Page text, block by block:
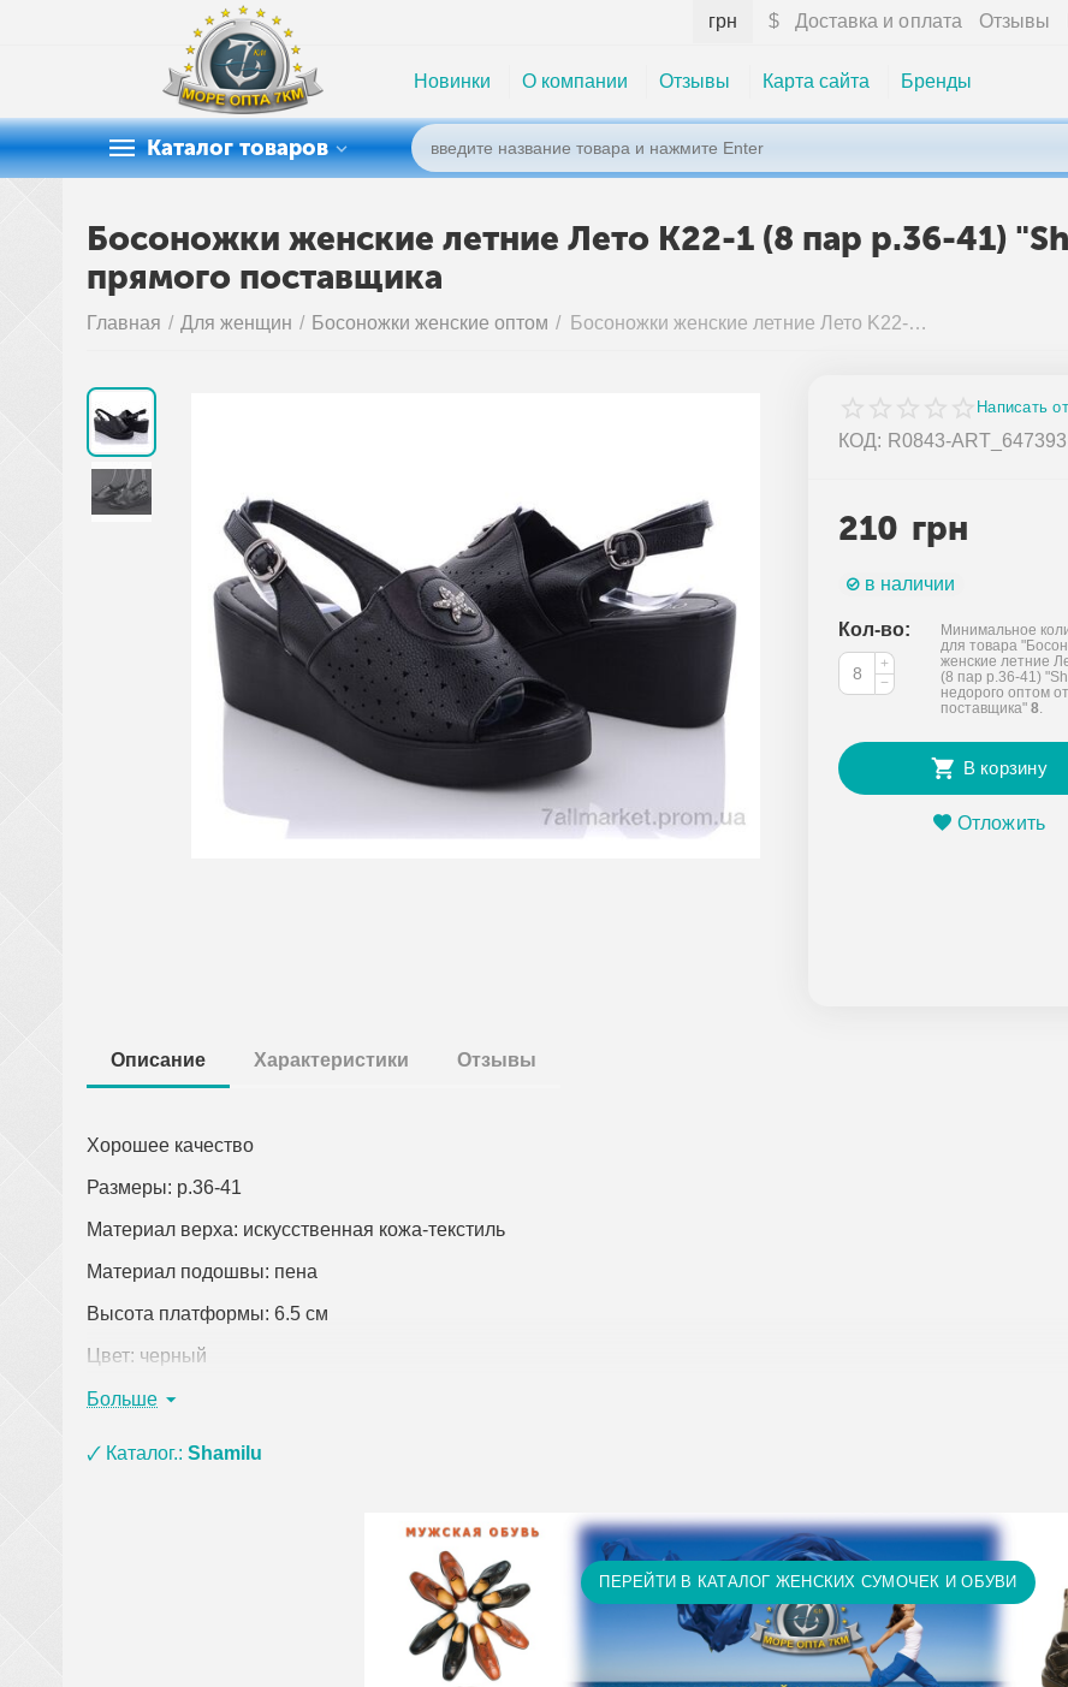
Доставка и оплата Отзывы
грн $
Новинки О компании Отзывы Карта сайта Бренды
Каталог товаров
Босоножки женские летние Лето K22-1 (8 пар р.36-41)
прямого поставщика
Главная / Для женщин / Босоножки женские оптом / Босоножки женские летние Лето K22-1 (8 пар р.36-41) "Shamilu" недорого оптом от прямого поставщика
Написать
КОД: R0843-ART_647393
210 грн
в наличии
Кол-во:
+
−
Минимальное
для товара
женские летние
(8 пар р.36-41)
недорого оптом
поставщика"8.
В корзину
Отложить
Описание Характеристики Отзывы
Хорошее качество
Размеры: р.36-41
Материал верха: искусственная кожа-текстиль
Материал подошвы: пена
Высота платформы: 6.5 см
Цвет: черный
Страна-производитель: Китай
сумки, покрывала, постельное белье, полотенца и т.д.)
Больше
🗸 Каталог.:Shamilu
ПЕРЕЙТИ В КАТАЛОГ ЖЕНСКИХ СУМОЧЕК И ОБУВИ